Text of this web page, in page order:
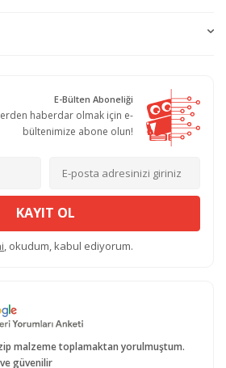
E-Bülten Aboneliği
haberdar olmak için e-
bültenimize abone olun!
KAYIT OL
, okudum, kabul ediyorum.
malzeme toplamaktan yorulmuştum.
ve güvenilir